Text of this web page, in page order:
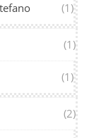
(1)
(1)
(1)
(2)